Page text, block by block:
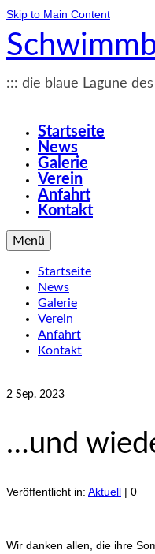
Skip to Main Content
::: die blaue Lagune
Startseite
News
Galerie
Verein
Anfahrt
Kontakt
Menü
Startseite
News
Galerie
Verein
Anfahrt
Kontakt
2 Sep. 2023
…und
Veröffentlicht in: Aktuell | 0
Wir danken allen, die ihre